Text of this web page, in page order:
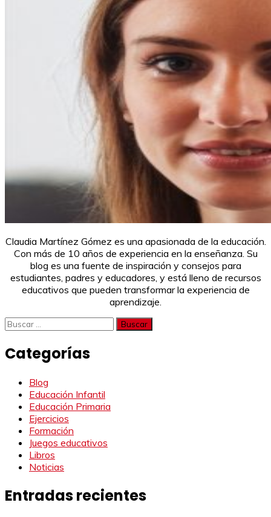
Claudia Martínez Gómez es una apasionada de la educación.
Con más de 10 años de experiencia en la enseñanza. Su
blog es una fuente de inspiración y consejos para
estudiantes, padres y educadores, y está lleno de recursos
educativos que pueden transformar la experiencia de
aprendizaje.
Buscar:
Categorías
Blog
Educación Infantil
Educación Primaria
Ejercicios
Formación
Juegos educativos
Libros
Noticias
Entradas recientes